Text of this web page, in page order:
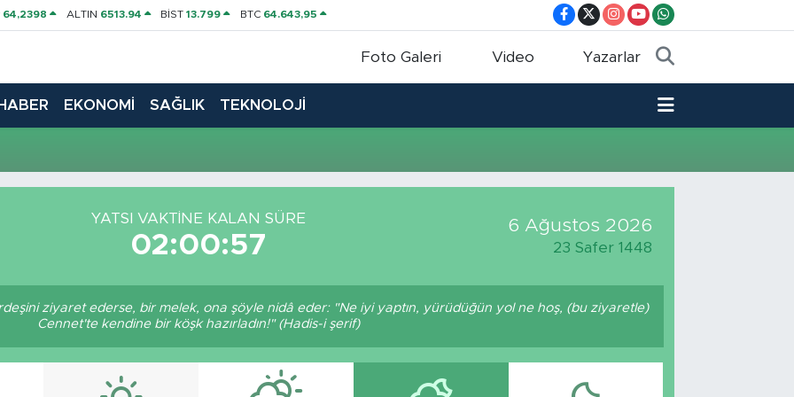
64,2398 ALTIN 6513.94 BİST13.799 BTC 64.643,95
Foto Galeri Video Yazarlar
HABER EKONOMİ SAĞLIK TEKNOLOJİ
YATSI VAKTINE KALAN SÜRE
02:00:56
6 Ağustos 2026
23 Safer 1448
ziyaret ederse, bir melek, ona şöyle nidâ eder: "Ne iyi yaptın, yürüdüğün yol ne hoş, (bu ziyaretle)
Cennet'te kendine bir köşk hazırladın!" (Hadis-i şerif)